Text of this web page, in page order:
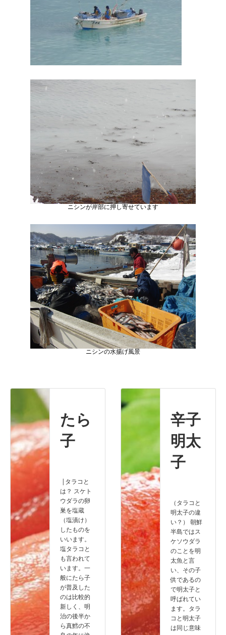
ニシンが岸部に押し寄せています
ニシンの水揚げ風景
たら
子
|タラコと
は？ スケト
ウダラの卵
巣を塩蔵
（塩漬け）
したものを
いいます。
塩タラコと
も言われて
います。一
般にたら子
が普及した
のは比較的
新しく、明
治の後半か
ら真鱈の不
辛子
明太
子
（タラコと
明太子の違
い？） 朝鮮
半島ではス
ケソウダラ
のことを明
太魚と言
い、その子
供であるの
で明太子と
呼ばれてい
ます。タラ
コと明太子
は同じ意味